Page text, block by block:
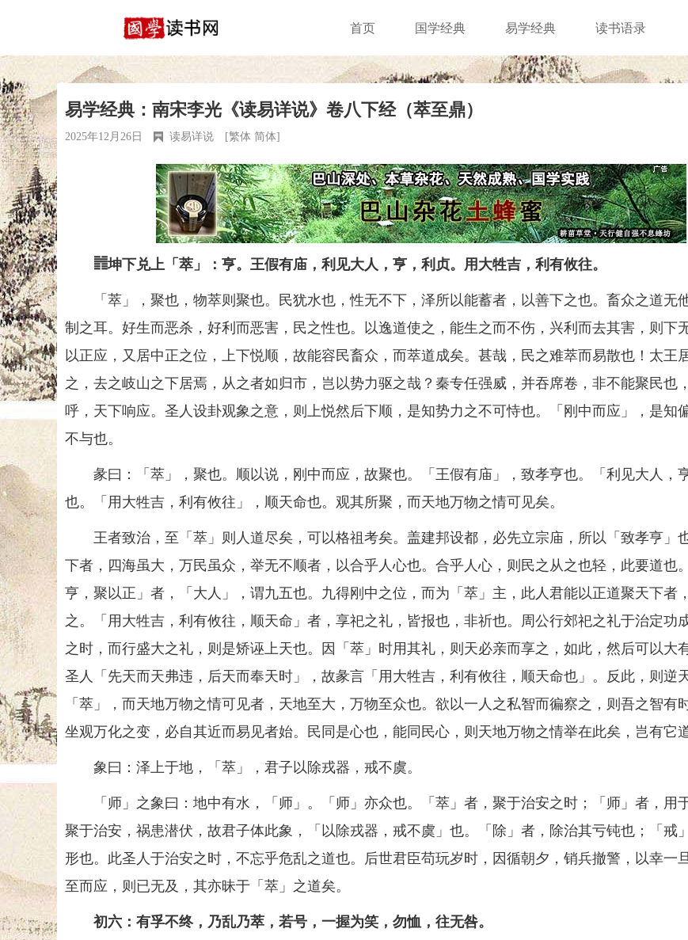
首页 国学经典 易学经典 读书语录
易学经典：南宋李光《读易详说》卷八下经（萃至鼎）
2025年12月26日 [繁体 简体]
读易详说
䷬坤下兑上「萃」：亨。王假有庙，利见大人，亨，利贞。用大牲吉，利有攸往。
「萃」，聚也，物萃则聚也。民犹水也，性无不下，泽所以能蓄者，以善下之也。畜众之道无
制之耳。好生而恶杀，好利而恶害，民之性也。以逸道使之，能生之而不伤，兴利而去其害，则下
以正应，又居中正之位，上下悦顺，故能容民畜众，而萃道成矣。甚哉，民之难萃而易散也！太王
之，去之岐山之下居焉，从之者如归市，岂以势力驱之哉？秦专任强威，并吞席卷，非不能聚民也
呼，天下响应。圣人设卦观象之意，则上悦然后下顺，是知势力之不可恃也。「刚中而应」，是知
不与也。
彖曰：「萃」，聚也。顺以说，刚中而应，故聚也。「王假有庙」，致孝亨也。「利见大人，
也。「用大牲吉，利有攸往」，顺天命也。观其所聚，而天地万物之情可见矣。
王者致治，至「萃」则人道尽矣，可以格祖考矣。盖建邦设都，必先立宗庙，所以「致孝亨」
下者，四海虽大，万民虽众，举无不顺者，以合乎人心也。合乎人心，则民之从之也轻，此要道也
亨，聚以正」者，「大人」，谓九五也。九得刚中之位，而为「萃」主，此人君能以正道聚天下者
之。「用大牲吉，利有攸往，顺天命」者，享祀之礼，皆报也，非祈也。周公行郊祀之礼于治定功
之时，而行盛大之礼，则是矫诬上天也。因「萃」时用其礼，则天必亲而享之，如此，然后可以大
圣人「先天而天弗违，后天而奉天时」，故彖言「用大牲吉，利有攸往，顺天命也」。反此，则逆
「萃」，而天地万物之情可见者，天地至大，万物至众也。欲以一人之私智而徧察之，则吾之智有
坐观万化之变，必自其近而易见者始。民同是心也，能同民心，则天地万物之情举在此矣，岂有它
象曰：泽上于地，「萃」，君子以除戎器，戒不虞。
「师」之象曰：地中有水，「师」。「师」亦众也。「萃」者，聚于治安之时；「师」者，用
聚于治安，祸患潜伏，故君子体此象，「以除戎器，戒不虞」也。「除」者，除治其亏钝也；「戒
形也。此圣人于治安之时，不忘乎危乱之道也。后世君臣苟玩岁时，因循朝夕，销兵撤警，以幸一
至而应，则已无及，其亦昧于「萃」之道矣。
初六：有孚不终，乃乱乃萃，若号，一握为笑，勿恤，往无咎。